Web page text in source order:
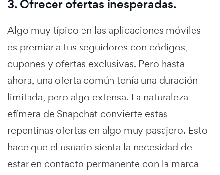
3. Ofrecer ofertas inesperadas.
Algo muy típico en las aplicaciones móviles
es premiar a tus seguidores con códigos,
cupones y ofertas exclusivas. Pero hasta
ahora, una oferta común tenía una duración
limitada, pero algo extensa. La naturaleza
efímera de Snapchat convierte estas
repentinas ofertas en algo muy pasajero. Esto
hace que el usuario sienta la necesidad de
estar en contacto permanente con la marca